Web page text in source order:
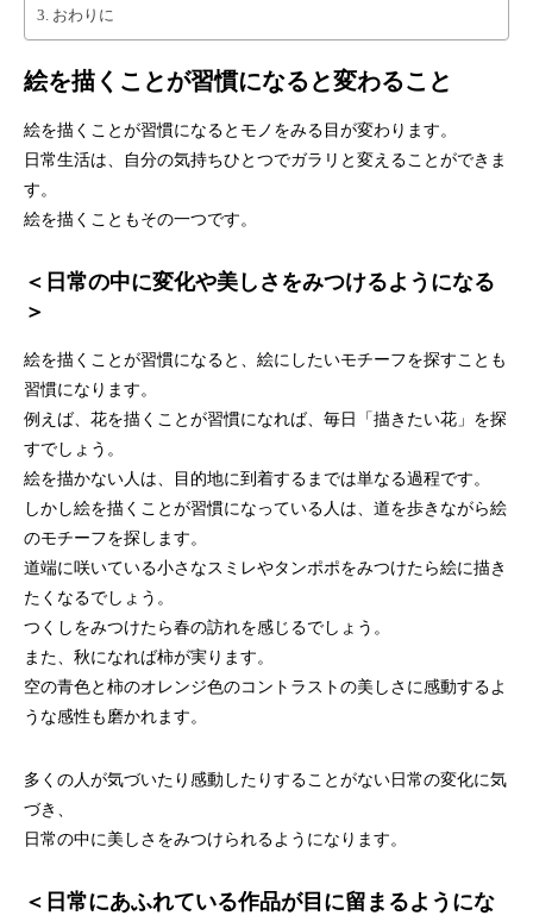
おわりに
絵を描くことが習慣になると変わること
絵を描くことが習慣になるとモノをみる目が変わります。
日常生活は、自分の気持ちひとつでガラリと変えることができま
す。
絵を描くこともその一つです。
＜日常の中に変化や美しさをみつけるようになる
＞
絵を描くことが習慣になると、絵にしたいモチーフを探すことも
習慣になります。
例えば、花を描くことが習慣になれば、毎日「描きたい花」を探
すでしょう。
絵を描かない人は、目的地に到着するまでは単なる過程です。
しかし絵を描くことが習慣になっている人は、道を歩きながら絵
のモチーフを探します。
道端に咲いている小さなスミレやタンポポをみつけたら絵に描き
たくなるでしょう。
つくしをみつけたら春の訪れを感じるでしょう。
また、秋になれば柿が実ります。
空の青色と柿のオレンジ色のコントラストの美しさに感動するよ
うな感性も磨かれます。
多くの人が気づいたり感動したりすることがない日常の変化に気
づき、
日常の中に美しさをみつけられるようになります。
＜日常にあふれている作品が目に留まるようにな